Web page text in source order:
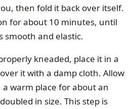
then fold it back over itself.
for about 10 minutes, until
smooth and elastic.
kneaded, place it in a
it with a damp cloth. Allow
warm place for about an
in size. This step is